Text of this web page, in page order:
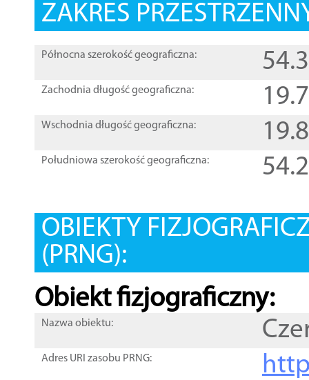
ZAKRES
Północna szerokość geograficzna:
Zachodnia długość geograficzna:
Wschodnia długość geograficzna:
Południowa szerokość geograficzna:
OBIEKTY
(PRNG):
Obiekt fizjograficzny:
Nazwa obiektu:
Adres URI zasobu PRNG: